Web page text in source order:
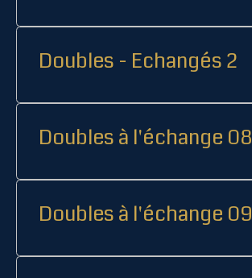
Doubles - Echangés 2
Doubles à l'échange 08
Doubles à l'échange 09